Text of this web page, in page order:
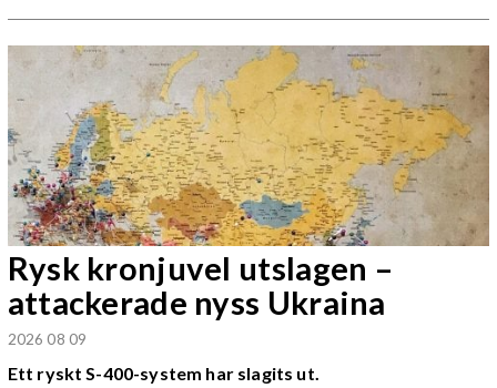
Rysk kronjuvel utslagen –
attackerade nyss Ukraina
2026 08 09
Ett ryskt S-400-system har slagits ut.